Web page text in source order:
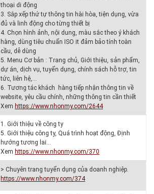
thoại di động
3. Sắp xếp thứ tự thông tin hài hòa, tiện dụng, vừa
đủ và linh động cho từng thiết bị
4. Chọn hình ảnh, nội dung, màu sắc theo ý khách
hàng, dùng tiêu chuẩn ISO it đảm bảo tính toàn
cầu, dễ dùng
5. Menu Cơ bản : Trang chủ, Giới thiệu, sản phẩm,
dự án, dịch vụ, tuyển dụng, chính sách hỗ trợ, tin
tức, liên hệ,…
6. Tương tác khách hàng tiếp nhận thông tin về
website, yêu cầu chính, những thông tin cần thiết
Xem https://www.nhonmy.com/2644
1. Giới thiệu về công ty
5. Giới thiệu công ty, Quá trình hoạt động, Định
hướng tương lai…
Xem https://www.nhonmy.com/370
> Chuyên trang tuyển dụng của doanh nghiệp.
https://www.nhonmy.com/374